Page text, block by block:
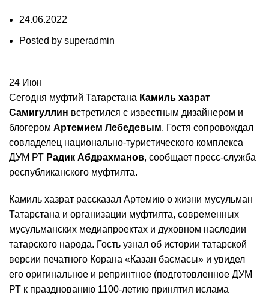
24.06.2022
Posted by superadmin
24 Июн
Сегодня муфтий Татарстана Камиль хазрат
Самигуллин встретился с известным дизайнером и
блогером Артемием Лебедевым. Гостя сопровождал
совладелец национально-туристического комплекса
ДУМ РТ Радик Абдрахманов, сообщает пресс-служба
республиканского муфтията.
Камиль хазрат рассказал Артемию о жизни мусульман
Татарстана и организации муфтията, современных
мусульманских медиапроектах и духовном наследии
татарского народа. Гость узнал об истории татарской
версии печатного Корана «Казан басмасы» и увидел
его оригинальное и репринтное (подготовленное ДУМ
РТ к празднованию 1100-летию принятия ислама